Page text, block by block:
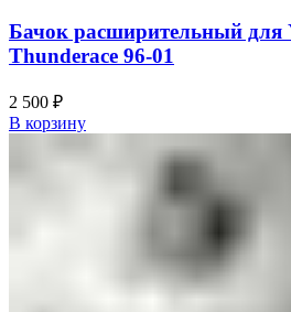
Бачок расширительный для
Thunderace 96-01
2 500 ₽
В корзину